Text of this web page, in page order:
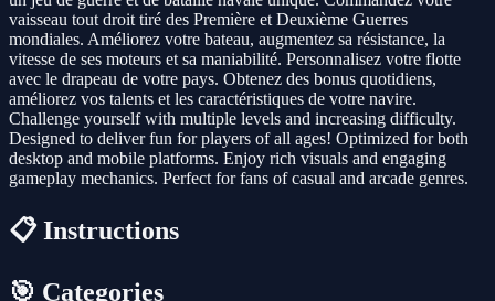
vaisseau tout droit tiré des Première et Deuxième Guerres
mondiales. Améliorez votre bateau, augmentez sa résistance, la
vitesse de ses moteurs et sa maniabilité. Personnalisez votre flotte
avec le drapeau de votre pays. Obtenez des bonus quotidiens,
améliorez vos talents et les caractéristiques de votre navire.
Challenge yourself with multiple levels and increasing difficulty.
Designed to deliver fun for players of all ages! Optimized for both
desktop and mobile platforms. Enjoy rich visuals and engaging
gameplay mechanics. Perfect for fans of casual and arcade genres.
📋 Instructions
🎯 Categories